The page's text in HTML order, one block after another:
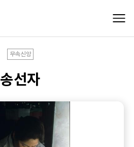
무속신앙
송선자